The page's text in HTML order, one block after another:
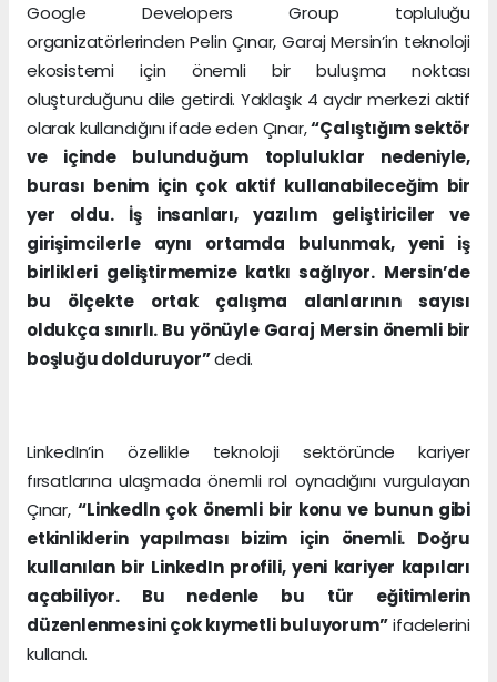
Google Developers Group topluluğu
organizatörlerinden Pelin Çınar, Garaj Mersin’in teknoloji
ekosistemi için önemli bir buluşma noktası
oluşturduğunu dile getirdi. Yaklaşık 4 aydır merkezi aktif
olarak kullandığını ifade eden Çınar,“Çalıştığım sektör
ve içinde bulunduğum topluluklar nedeniyle,
burası benim için çok aktif kullanabileceğim bir
yer oldu. İş insanları, yazılım geliştiriciler ve
girişimcilerle aynı ortamda bulunmak, yeni iş
birlikleri geliştirmemize katkı sağlıyor. Mersin’de
bu ölçekte ortak çalışma alanlarının sayısı
oldukça sınırlı. Bu yönüyle Garaj Mersin önemli bir
boşluğu dolduruyor”dedi.
LinkedIn’in özellikle teknoloji sektöründe kariyer
fırsatlarına ulaşmada önemli rol oynadığını vurgulayan
Çınar,“Linkedln çok önemli bir konu ve bunun gibi
etkinliklerin yapılması bizim için önemli. Doğru
kullanılan bir LinkedIn profili, yeni kariyer kapıları
açabiliyor. Bu nedenle bu tür eğitimlerin
düzenlenmesini çok kıymetli buluyorum”ifadelerini
kullandı.